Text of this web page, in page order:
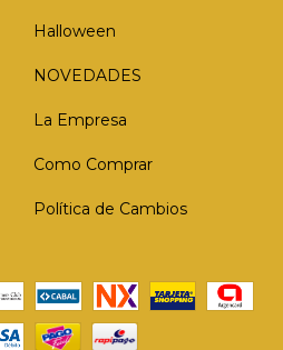
Halloween
NOVEDADES
La Empresa
Como Comprar
Política de Cambios